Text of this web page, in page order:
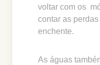
voltar com os
contar as
enchente.
As águas